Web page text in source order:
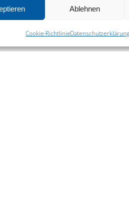
Ablehnen
Cookie-RichtlinieDatenschutzerklärung